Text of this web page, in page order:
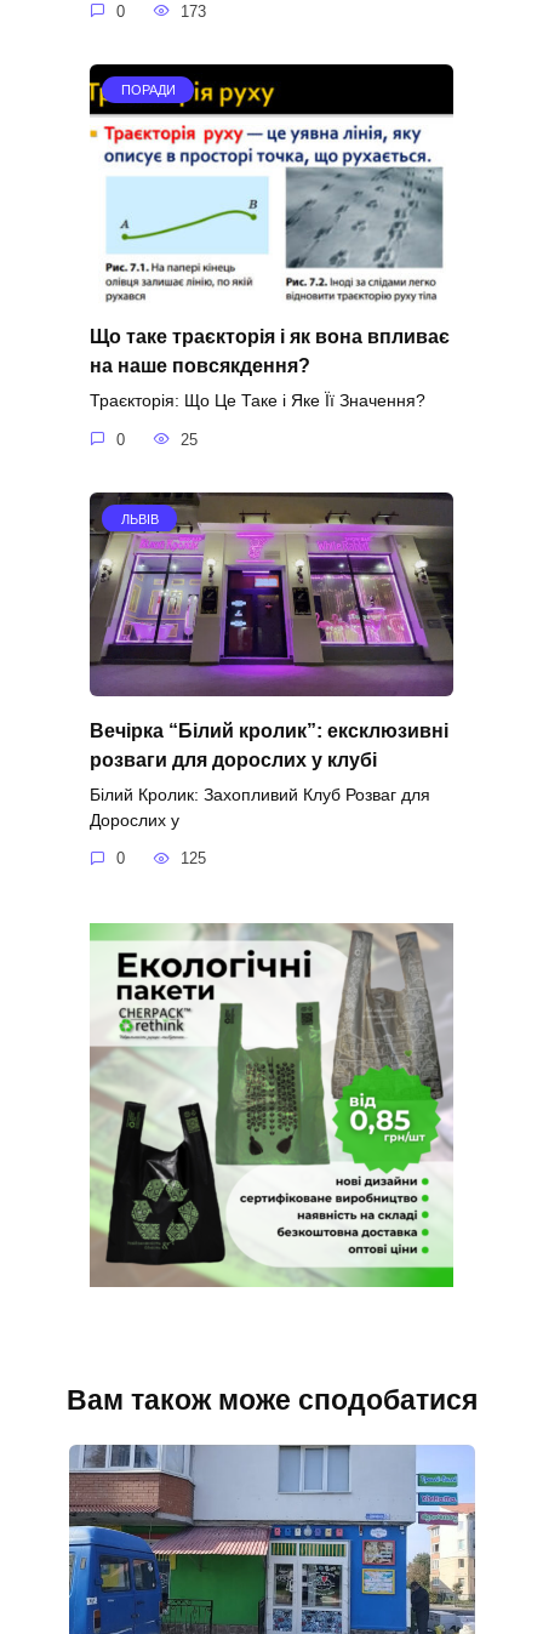
0 173
ПОРАДИ
Що таке траєкторія і як вона впливає
на наше повсякдення?
Траєкторія: Що Це Таке і Яке Її Значення?
0 25
ЛЬВІВ
Вечірка “Білий кролик”: ексклюзивні
розваги для дорослих у клубі
Білий Кролик: Захопливий Клуб Розваг для
Дорослих у
0 125
Вам також може сподобатися